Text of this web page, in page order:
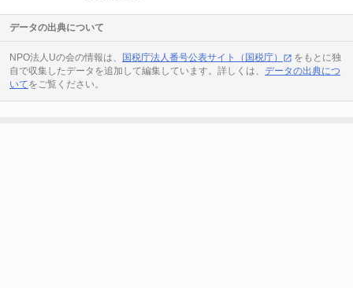
データの出典について
NPO法人Uの会の情報は、 国税庁法人番号公表サイト（国税庁）
をもとに独
自で収集したデータを追加して編集しています。詳しくは、 データの出典につ
いてをご覧ください。